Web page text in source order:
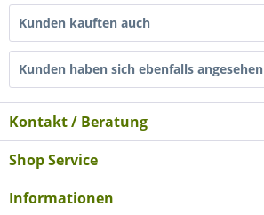
Kunden kauften auch
Kunden haben sich ebenfalls angesehen
Kontakt / Beratung
Shop Service
Informationen